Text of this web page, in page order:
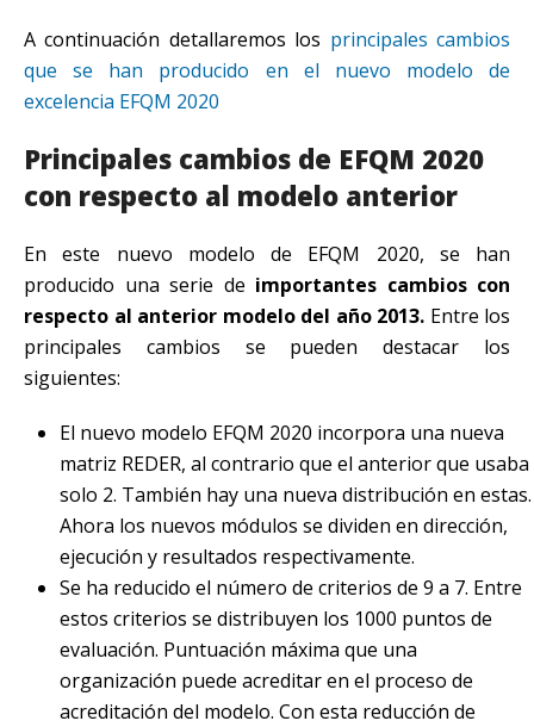
A continuación detallaremos los principales cambios
que se han producido en el nuevo modelo de
excelencia EFQM 2020
Principales cambios de EFQM 2020
con respecto al modelo anterior
En este nuevo modelo de EFQM 2020, se han
producido una serie de importantes cambios con
respecto al anterior modelo del año 2013. Entre los
principales cambios se pueden destacar los
siguientes:
El nuevo modelo EFQM 2020 incorpora una nueva
matriz REDER, al contrario que el anterior que usaba
solo 2. También hay una nueva distribución en estas.
Ahora los nuevos módulos se dividen en dirección,
ejecución y resultados respectivamente.
Se ha reducido el número de criterios de 9 a 7. Entre
estos criterios se distribuyen los 1000 puntos de
evaluación. Puntuación máxima que una
organización puede acreditar en el proceso de
acreditación del modelo. Con esta reducción de